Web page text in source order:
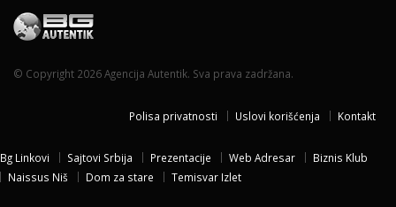
© Copyright 2026 Agencija Autentik. Sva prava zadržana.
Polisa privatnosti Uslovi korišćenja Kontakt
Bg Linkovi Sajtovi Srbija Prezentacije Web Adresar
Biznis Klub
Naissus Niš
Dom za stare Temisvar Izlet